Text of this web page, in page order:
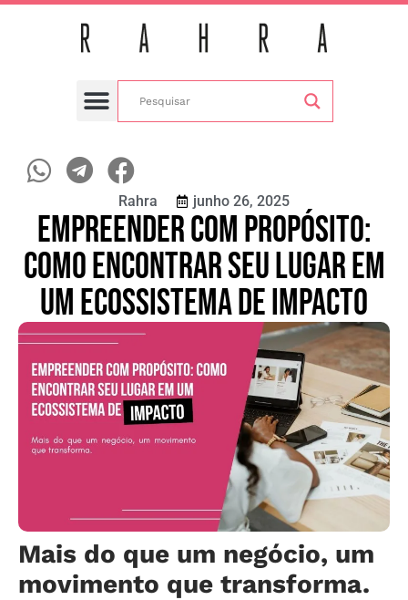
Rahra junho 26, 2025
Empreender com propósito:
como encontrar seu lugar em
um ecossistema de impacto
Mais do que um negócio, um
movimento que transforma.